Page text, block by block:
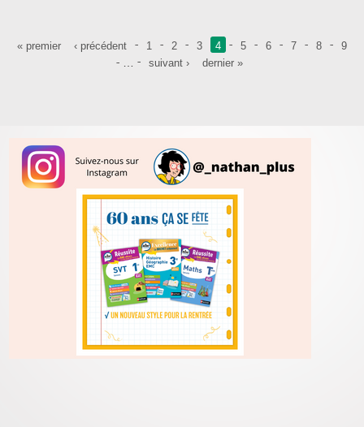
Pages
« premier ‹ précédent 1 2 3 4 5 6 7 8 9
suivant › dernier »